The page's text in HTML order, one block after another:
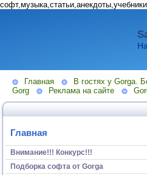
Главная
В гостях у Gorga.
Gorg
Реклама на сайте
Главная
Внимание!!! Конкурс!!!
Подборка софта от Gorga